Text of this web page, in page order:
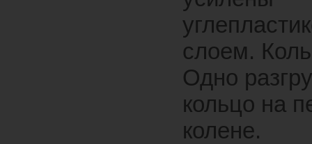
слоем.
Одно
кольцо на
колене.